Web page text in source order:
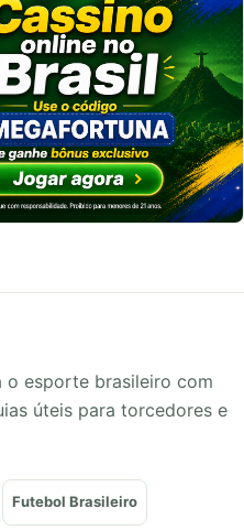
o esporte brasileiro com
úteis para torcedores e
Futebol Brasileiro